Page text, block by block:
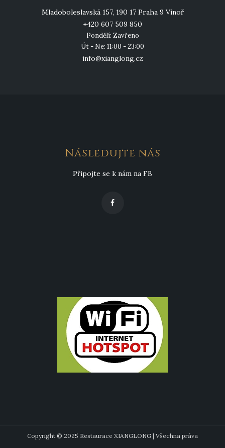
Mladoboleslavská 157, 190 17 Praha 9 Vinoř
+420 607 509 850
Pondělí: Zavřeno
Út - Ne: 11:00 - 23:00
info@xianglong.cz
Následujte nás
Připojte se k nám na FB
Copyright © 2025 Restaurace XIANGLONG | Všechna práva